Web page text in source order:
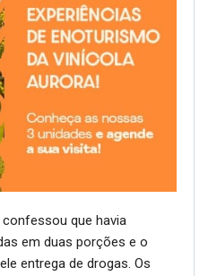
que havia
em duas porções e o
entrega de drogas. Os